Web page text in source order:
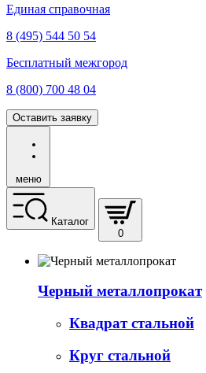
Единая справочная
8 (495) 544 50 54
Бесплатный межгород
8 (800) 700 48 04
Оставить заявку
меню
Каталог
0
Черный металлопрокат
Квадрат стальной
Круг стальной